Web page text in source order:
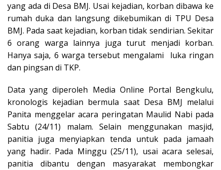
yang ada di Desa BMJ. Usai kejadian, korban dibawa ke
rumah duka dan langsung dikebumikan di TPU Desa
BMJ. Pada saat kejadian, korban tidak sendirian. Sekitar
6 orang warga lainnya juga turut menjadi korban.
Hanya saja, 6 warga tersebut mengalami luka ringan
dan pingsan di TKP.
Data yang diperoleh Media Online Portal Bengkulu,
kronologis kejadian bermula saat Desa BMJ melalui
Panita menggelar acara peringatan Maulid Nabi pada
Sabtu (24/11) malam. Selain menggunakan masjid,
panitia juga menyiapkan tenda untuk pada jamaah
yang hadir. Pada Minggu (25/11), usai acara selesai,
panitia dibantu dengan masyarakat membongkar